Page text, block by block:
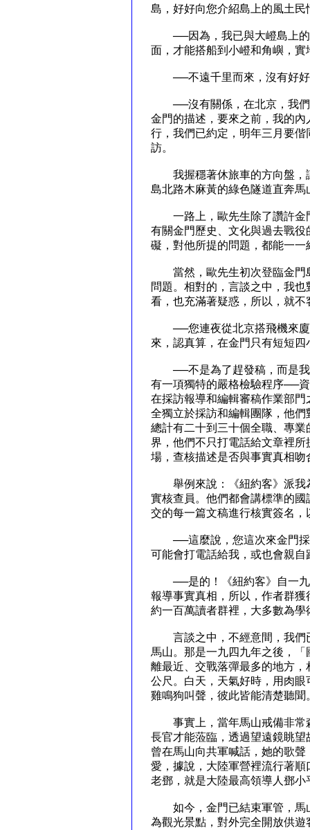
島，好好向您介紹島上的風土民
──因為，我已與大嶝島上的
面，才能搭船到小嶝和角嶼，
──不遠千里而來，沒有好好
──沒有關係，在北京，我們
金門的描述，要來之前，我的
行，我們已約定，明年三月要
訪。
我握穩著休旅車的方向盤，
島北路木麻黃的綠色隧道直奔馬
一路上，歐先生除了讚許金
有關金門歷史、文化與過去戰
礙，對他所提的問題，都能一一
當然，歐先生初次登臨金門
問題。相對的，言談之中，我
看，也充滿著疑惑，所以，就不
──您連夜從北京搭飛機來廈
來，認真算，在金門只有短短
──不是為了趕發稿，而是我
有一項獨特的嚴格檢驗程序──資
在採訪報導和編輯審稿作業部
全獨立於採訪和編輯團隊，他
總計有二十到三十個全職、專業
界，他們不只打電話給文章裡
場，查核描述是否與事實真相吻
舉例來說：《紐約客》派我
實核查員。他們都會講標準的
交的每一篇文稿進行核實簽名
──這麼說，您這次來金門採
可能會打電話給我，或也會親自
──是的！《紐約客》自一九
報導事實真相，所以，作者群
約一百萬讀者群裡，大多數為
言談之中，不經意間，我們
馬山。那是一九四九年之後，
離最近、交戰落彈最多的地方
公尺。白天，天氣好時，用肉
雞鳴狗叫聲，彼此皆能清楚聽聞
事實上，當年馬山戒備非常
長官才能蒞臨，透過望遠鏡眺
曾在馬山向共軍喊話，她的歌
愛，據說，大陸軍營裡流行著
老鄧，就是大陸最高領導人鄧
如今，金門已結束軍管，馬
為觀光景點，對外完全開放供